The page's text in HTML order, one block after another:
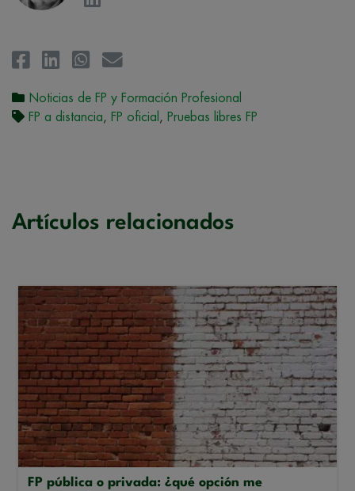
Noticias de FP y Formación Profesional
FP a distancia, FP oficial , Pruebas libres FP
Artículos relacionados
FP pública o privada: ¿qué opción me